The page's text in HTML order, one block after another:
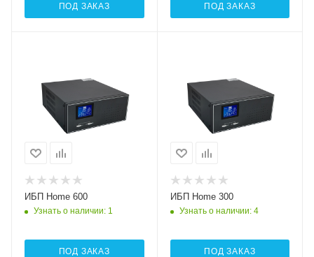
ПОД ЗАКАЗ ПОД ЗАКАЗ
ИБП Home 600
Узнать о наличии: 1
ПОД ЗАКАЗ
ИБП Home 300
Узнать о наличии: 4
ПОД ЗАКАЗ